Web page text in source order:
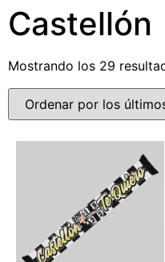
Castellón
Mostrando los 29